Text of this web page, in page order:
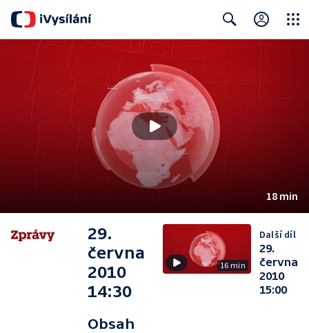
18 min
29.
června
2010
14:30
Obsah
16 min
Další díl
29.
června
2010
15:00